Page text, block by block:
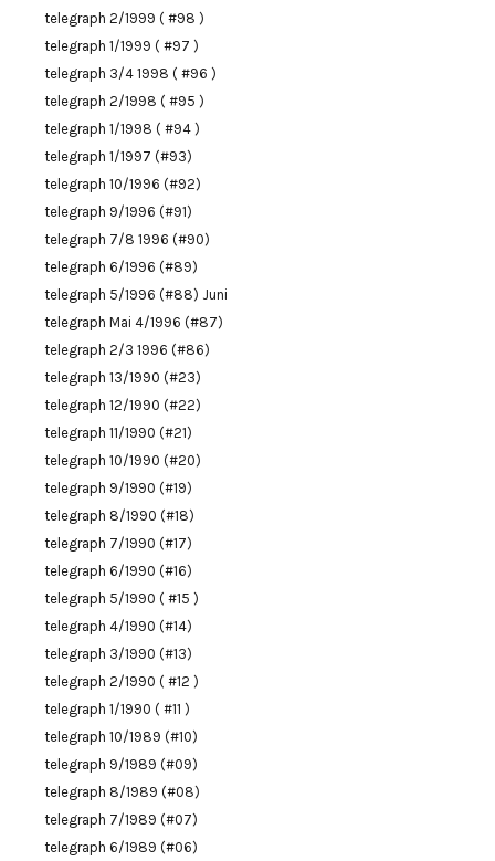
telegraph 2/1999 ( #98 )
telegraph 1/1999 ( #97 )
telegraph 3/4 1998 ( #96 )
telegraph 2/1998 ( #95 )
telegraph 1/1998 ( #94 )
telegraph 1/1997 (#93)
telegraph 10/1996 (#92)
telegraph 9/1996 (#91)
telegraph 7/8 1996 (#90)
telegraph 6/1996 (#89)
telegraph 5/1996 (#88) Juni
telegraph Mai 4/1996 (#87)
telegraph 2/3 1996 (#86)
telegraph 13/1990 (#23)
telegraph 12/1990 (#22)
telegraph 11/1990 (#21)
telegraph 10/1990 (#20)
telegraph 9/1990 (#19)
telegraph 8/1990 (#18)
telegraph 7/1990 (#17)
telegraph 6/1990 (#16)
telegraph 5/1990 ( #15 )
telegraph 4/1990 (#14)
telegraph 3/1990 (#13)
telegraph 2/1990 ( #12 )
telegraph 1/1990 ( #11 )
telegraph 10/1989 (#10)
telegraph 9/1989 (#09)
telegraph 8/1989 (#08)
telegraph 7/1989 (#07)
telegraph 6/1989 (#06)